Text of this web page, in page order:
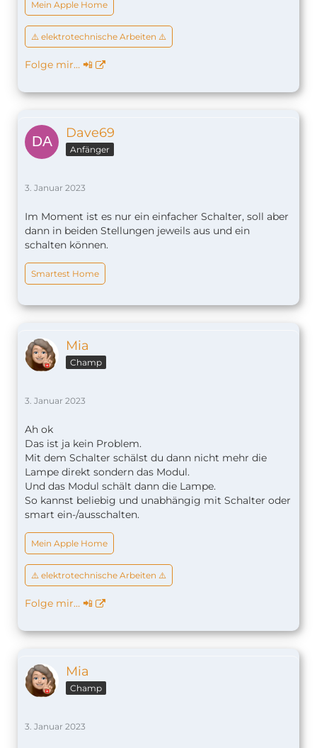
Mein Apple Home
⚠️ elektrotechnische Arbeiten ⚠️
Folge mir… 📲
Dave69
Anfänger
3. Januar 2023
Im Moment ist es nur ein einfacher Schalter, soll aber
dann in beiden Stellungen jeweils aus und ein
schalten können.
Smartest Home
Mia
Champ
3. Januar 2023
Ah ok
Das ist ja kein Problem.
Mit dem Schalter schälst du dann nicht mehr die
Lampe direkt sondern das Modul.
Und das Modul schält dann die Lampe.
So kannst beliebig und unabhängig mit Schalter oder
smart ein-/ausschalten.
Mein Apple Home
⚠️ elektrotechnische Arbeiten ⚠️
Folge mir… 📲
Mia
Champ
3. Januar 2023